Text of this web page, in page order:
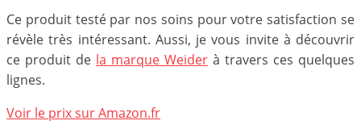
Ce produit testé par nos soins pour votre satisfaction se
révèle très intéressant. Aussi, je vous invite à découvrir
ce produit de la marque Weider à travers ces quelques
lignes.
Voir le prix sur Amazon.fr